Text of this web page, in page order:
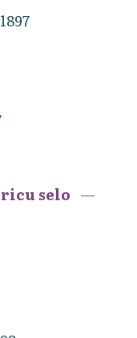
1897
selo